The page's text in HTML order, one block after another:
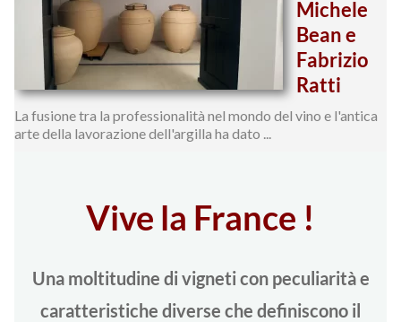
Michele
Bean e
Fabrizio
Ratti
La fusione tra la professionalità nel mondo del vino e l'antica
arte della lavorazione dell'argilla ha dato ...
Vive la France !
Una moltitudine di vigneti con peculiarità e
caratteristiche diverse che definiscono il